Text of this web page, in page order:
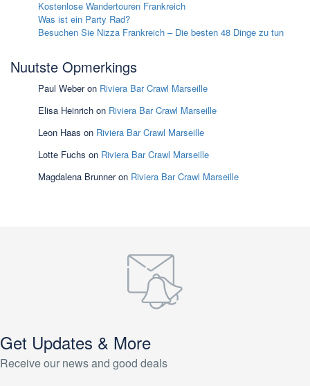
Kostenlose Wandertouren Frankreich
Was ist ein Party Rad?
Besuchen Sie Nizza Frankreich – Die besten 48 Dinge zu tun
Nuutste Opmerkings
Paul Weberon Riviera Bar Crawl Marseille
Elisa Heinrich on Riviera Bar Crawl Marseille
Leon Haas on Riviera Bar Crawl Marseille
Lotte Fuchs on Riviera Bar Crawl Marseille
Magdalena Brunneron Riviera Bar Crawl Marseille
Get Updates & More
Receive our news and good deals